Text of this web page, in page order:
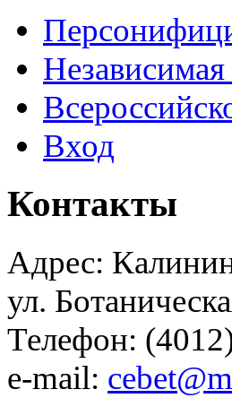
Независимая
Вход
Контакты
Адрес:
ул.
Телефон:
e-mail: